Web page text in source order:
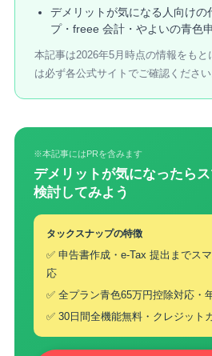
デメリットが気になる人向けの
プ・freee 会計・やよいの青色
本記事は2026年5月時点の情報をも
は必ず各公式サイトでご確認ください
※本記事にはPRを含みます
デメリットが気になったら
検討してみよう
タックスナップの特徴
✅ 申告書作成・e-Tax 提出までス
応
✅ 全プラン青色65万円控除対応・
✅ 30日間全機能無料・クレジット